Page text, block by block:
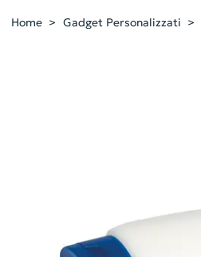
Home Gadget Personalizzati